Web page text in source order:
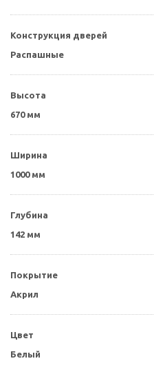
Конструкция дверей
Распашные
Высота
670 мм
Ширина
1000 мм
Глубина
142 мм
Покрытие
Акрил
Цвет
Белый